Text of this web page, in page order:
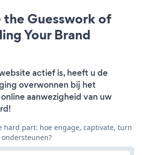
the Guesswork of
Your Brand
actief is, heeft u de
overwonnen bij het
aanwezigheid van uw
hard part: hoe engage, captivate, turn